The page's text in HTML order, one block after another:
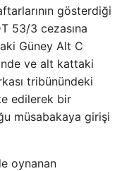
gösterdiği
53/3 cezasına
Güney Alt C
ve alt kattaki
tribünündeki
edilerek bir
müsabakaya girişi
oynanan